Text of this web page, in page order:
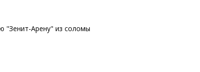
"Зенит-Арену" из соломы